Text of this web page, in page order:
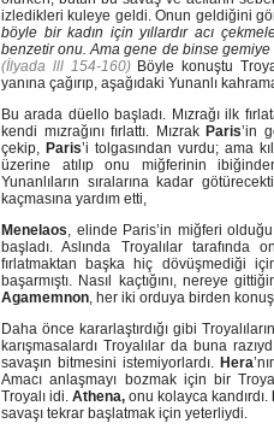
izledikleri kuleye geldi. Onun geldiğini
böyle bir kadın için yıllardır acı
benzetir onu. Ama gene de binse gemiye
(İlyada lll 154-160)Böyle konuştu
yanına çağırıp, aşağıdaki Yunanlı
Bu arada düello başladı. Mızrağı ilk
kendi mızrağını fırlattı. MızrakParis’in
çekip, Paris’i tolgasından vurdu; ama
üzerine atılıp onu miğferinin
Yunanlıların sıralarına kadar
kaçmasına yardım etti,
Menelaos, elinde Paris’in miğferi
başladı. Aslında Troyalılar tarafında
fırlatmaktan başka hiç dövüşmediği
başarmıştı. Nasıl kaçtığını, nereye
Agamemnon, her iki orduya birden
Daha önce kararlaştırdığı gibi
karışmasalardı Troyalılar da buna
savaşın bitmesini istemiyorlardı. Hera
Amacı anlaşmayı bozmak için bir
Troyalı idi. Athena, onu kolayca kandırdı.
savaşı tekrar başlatmak için yeterliydi.